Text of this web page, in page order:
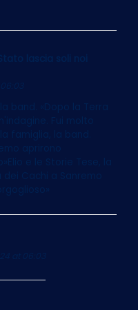
lascia soli noi
band. «Dopo la Terra
Fui molto
famiglia, la band.
aprirono
e le Storie Tese, la
Cachi a Sanremo
at 06:03